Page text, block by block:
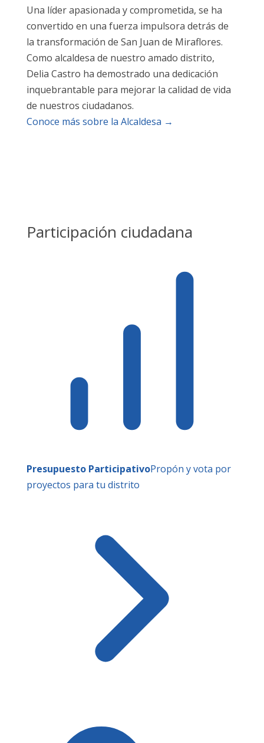
Una líder apasionada y comprometida, se ha
convertido en una fuerza impulsora detrás de
la transformación de San Juan de Miraflores.
Como alcaldesa de nuestro amado distrito,
Delia Castro ha demostrado una dedicación
inquebrantable para mejorar la calidad de vida
de nuestros ciudadanos.
Conoce más sobre la Alcaldesa →
Participación ciudadana
Presupuesto ParticipativoPropón y vota por
proyectos para tu distrito